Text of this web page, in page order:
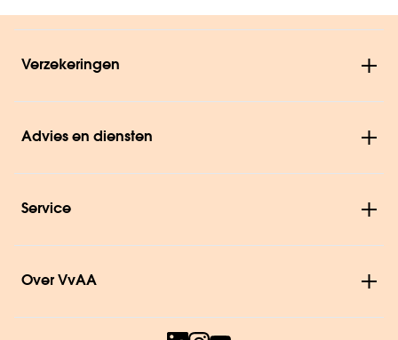
Verzekeringen
Advies en diensten
Service
Over VvAA